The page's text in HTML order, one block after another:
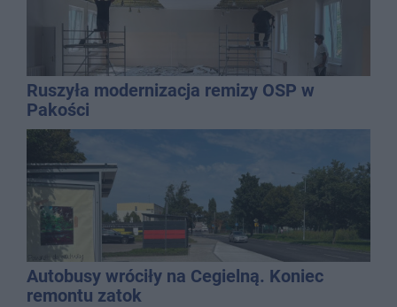
Ruszyła modernizacja remizy OSP w
Pakości
Autobusy wróciły na Cegielną. Koniec
remontu zatok